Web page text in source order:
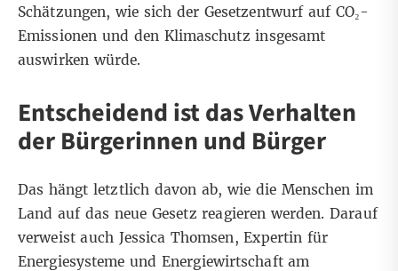
Schätzungen, wie sich der Gesetzentwurf auf CO₂-
Emissionen und den Klimaschutz insgesamt
auswirken würde.
Entscheidend ist das Verhalten
der Bürgerinnen und Bürger
Das hängt letztlich davon ab, wie die Menschen im
Land auf das neue Gesetz reagieren werden. Darauf
verweist auch Jessica Thomsen, Expertin für
Energiesysteme und Energiewirtschaft am